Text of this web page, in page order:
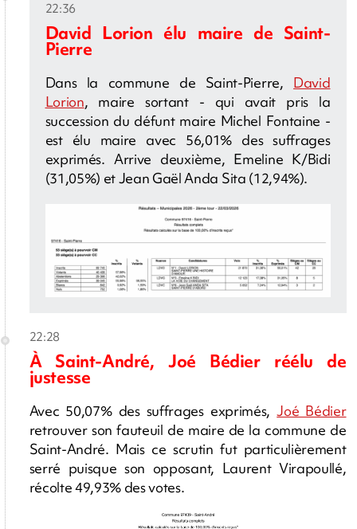
22:36
David Lorion élu maire de Saint-
Pierre
Dans la commune de Saint-Pierre, David
Lorion, maire sortant - qui avait pris la
succession du défunt maire Michel Fontaine -
est élu maire avec 56,01% des suffrages
exprimés. Arrive deuxième, Emeline K/Bidi
(31,05%) et Jean Gaël Anda Sita (12,94%).
22:28
À Saint-André, Joé Bédier réélu de
justesse
Avec 50,07% des suffrages exprimés,Joé Bédier
retrouver son fauteuil de maire de la commune de
Saint-André. Mais ce scrutin fut particulièrement
serré puisque son opposant, Laurent Virapoullé,
récolte 49,93% des votes.